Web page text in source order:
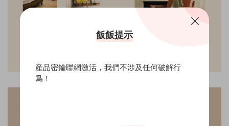
飯飯提示
産品密鑰聯網激活，我們不涉及任何破解行
爲！